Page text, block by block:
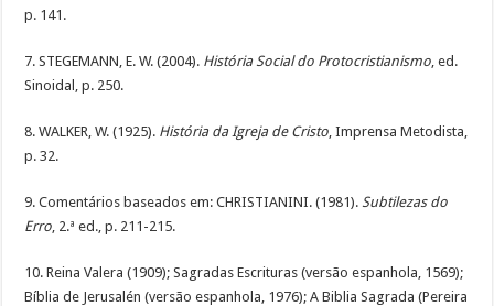
p. 141.
7. STEGEMANN, E. W. (2004). História Social do Protocristianismo , ed.
Sinoidal, p. 250.
8. WALKER, W. (1925). História da Igreja de Cristo , Imprensa Metodista,
p. 32.
9. Comentários baseados em: CHRISTIANINI. (1981). Subtilezas do
Erro , 2.ª ed., p. 211-215.
10. Reina Valera (1909); Sagradas Escrituras (versão espanhola, 1569);
Bíblia de Jerusalén (versão espanhola, 1976); A Biblia Sagrada (Pereira